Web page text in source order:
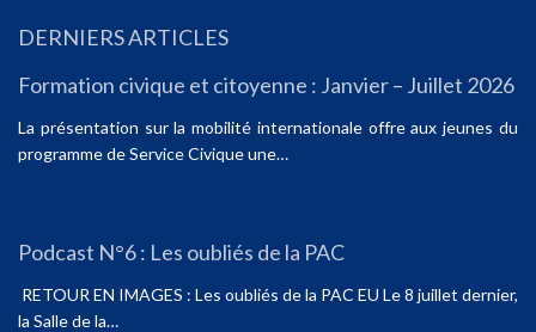
DERNIERS ARTICLES
Formation civique et citoyenne : Janvier – Juillet 2026
La présentation sur la mobilité internationale offre aux jeunes du
programme de Service Civique une…
Podcast N°6 : Les oubliés de la PAC
RETOUR EN IMAGES : Les oubliés de la PAC EU Le 8 juillet dernier,
la Salle de la…